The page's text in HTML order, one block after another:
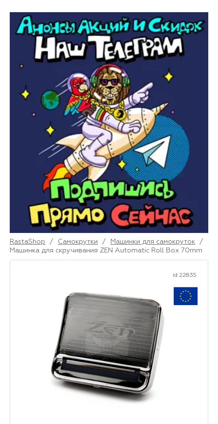
RastaShop / Самокрутки / Машинки для самокруток
/
Машинка для скручивания ZEN Automatic Roll Box 70mm
id 22835